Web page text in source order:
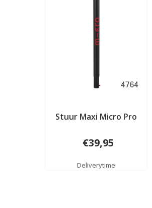
Stuur Maxi Micro Pro
€39,95
Deliverytime